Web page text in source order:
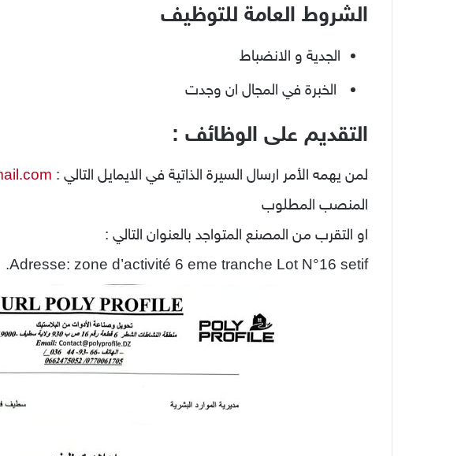
الشروط العامة للتوظيف
الجدية و الانضباط
الخبرة في المجال ان وجدت
التقديم على الوظائف :
لمن يهمه الأمر ارسال السيرة الذاتية في الايمايل التالي :
المنصب المطلوب
او التقرب من المصنع المتواجد بالعنوان التالي :
Adresse: zone d’activité 6 eme tranche Lot N°16 setif.